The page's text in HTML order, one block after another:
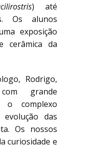
) até
Os alunos
exposição
cerâmica da
Rodrigo,
grande
o complexo
das
Os nossos
curiosidade e